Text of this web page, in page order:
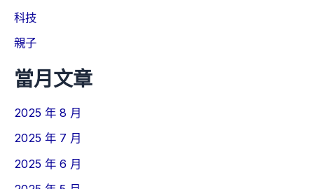
科技
親子
當月文章
2025 年 8 月
2025 年 7 月
2025 年 6 月